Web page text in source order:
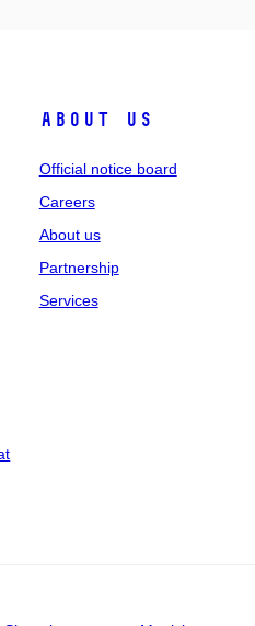
About us
Official notice board
Careers
About us
Partnership
Services